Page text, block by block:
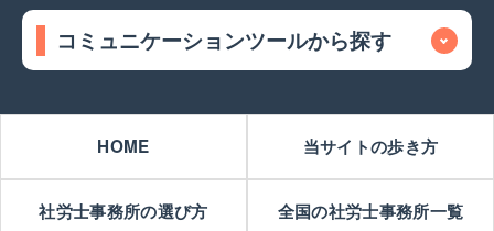
コミュニケーションツールから探す
HOME 当サイトの歩き方
社労士事務所の選び方 全国の社労士事務所一覧